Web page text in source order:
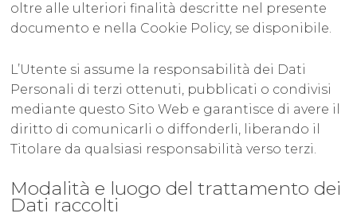
oltre alle ulteriori finalità descritte nel presente
documento e nella Cookie Policy, se disponibile.
L’Utente si assume la responsabilità dei Dati
Personali di terzi ottenuti, pubblicati o condivisi
mediante questo Sito Web e garantisce di avere il
diritto di comunicarli o diffonderli, liberando il
Titolare da qualsiasi responsabilità verso terzi.
Modalità e luogo del trattamento dei
Dati raccolti